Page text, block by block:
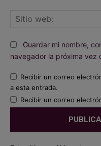
Guardar mi nombre,
navegador la próxima vez
Recibir un correo
a esta entrada.
Recibir un correo